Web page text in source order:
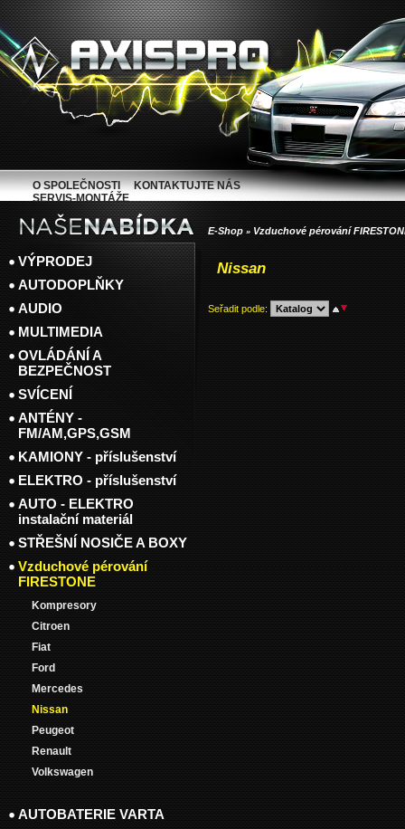
E-Shop » Vzduchové pérování
Nissan
Seřadit podle:
VÝPRODEJ
AUTODOPLŇKY
AUDIO
MULTIMEDIA
OVLÁDÁNÍ A
BEZPEČNOST
SVÍCENÍ
ANTÉNY -
FM/AM,GPS,GSM
KAMIONY - příslušenství
ELEKTRO - příslušenství
AUTO - ELEKTRO
instalační materiál
STŘEŠNÍ NOSIČE A BOXY
Vzduchové pérování
FIRESTONE
Kompresory
Citroen
Fiat
Ford
Mercedes
Nissan
Peugeot
Renault
Volkswagen
AUTOBATERIE VARTA
O SPOLEČNOSTI
KONTAKTUJTE NÁS
SERVIS-MONTÁŽE